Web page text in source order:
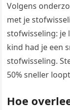
Volgens
met je
stofwisseling: je
kind had je een
stofwisseling.
50% sneller
Hoe